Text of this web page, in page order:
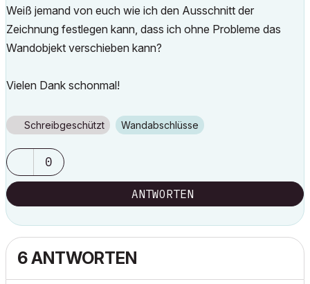
Weiß jemand von euch wie ich den Ausschnitt der
Zeichnung festlegen kann, dass ich ohne Probleme das
Wandobjekt verschieben kann?
Vielen Dank schonmal!
Schreibgeschützt Wandabschlüsse
0
ANTWORTEN
6 ANTWORTEN